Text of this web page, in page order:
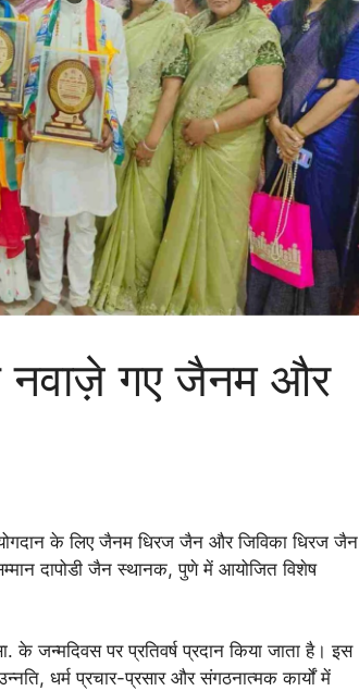
नवाज़े गए जैनम और
के लिए जैनम धिरज जैन और जिविका धिरज जैन
दापोडी जैन स्थानक, पुणे में आयोजित विशेष
जन्मदिवस पर प्रतिवर्ष प्रदान किया जाता है। इस
धर्म प्रचार-प्रसार और संगठनात्मक कार्यों में